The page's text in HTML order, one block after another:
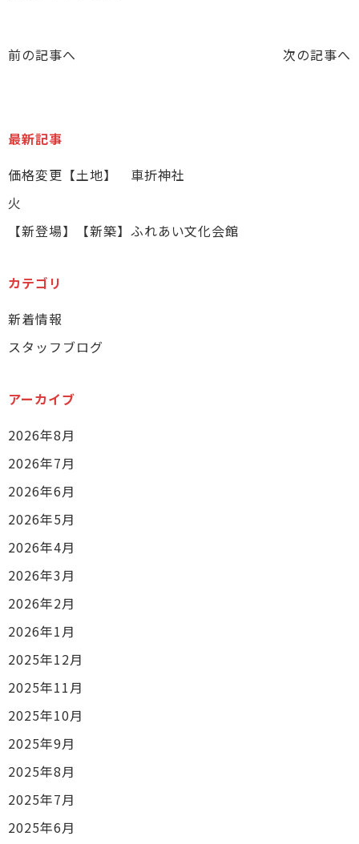
前の記事へ 次の記事へ
最新記事
価格変更【土地】 車折神社
火
【新登場】【新築】ふれあい文化会館
カテゴリ
新着情報
スタッフブログ
アーカイブ
2026年8月
2026年7月
2026年6月
2026年5月
2026年4月
2026年3月
2026年2月
2026年1月
2025年12月
2025年11月
2025年10月
2025年9月
2025年8月
2025年7月
2025年6月